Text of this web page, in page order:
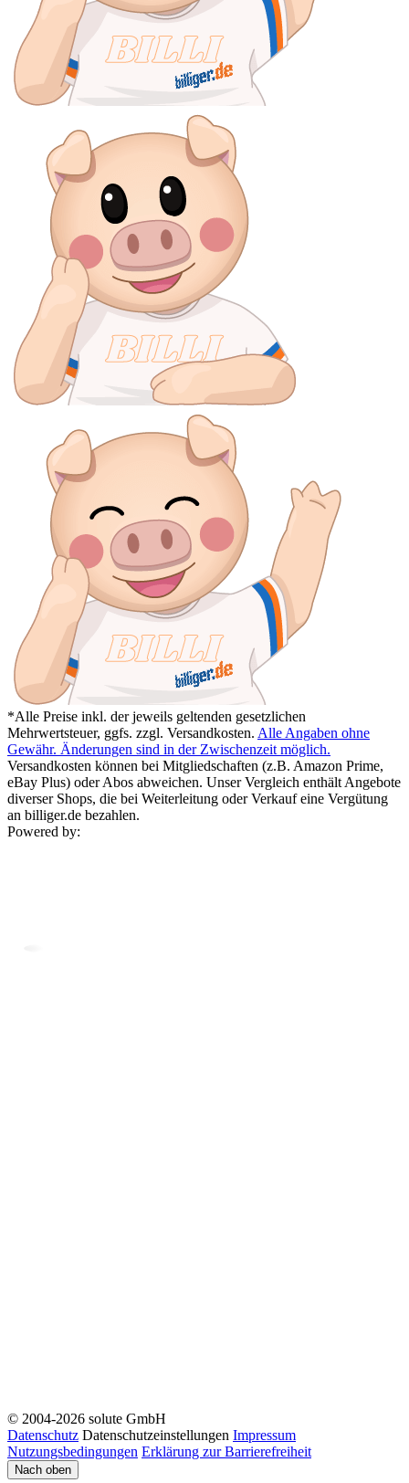
*Alle Preise inkl. der jeweils geltenden gesetzlichen
Mehrwertsteuer, ggfs. zzgl. Versandkosten. Alle Angaben ohne
Gewähr. Änderungen sind in der Zwischenzeit möglich.
Versandkosten können bei Mitgliedschaften (z.B. Amazon Prime,
eBay Plus) oder Abos abweichen. Unser Vergleich enthält Angebote
diverser Shops, die bei Weiterleitung oder Verkauf eine Vergütung
an billiger.de bezahlen.
Powered by:
© 2004-2026 solute GmbH
Datenschutz Datenschutzeinstellungen Impressum
Nutzungsbedingungen Erklärung zur Barrierefreiheit
Nach oben